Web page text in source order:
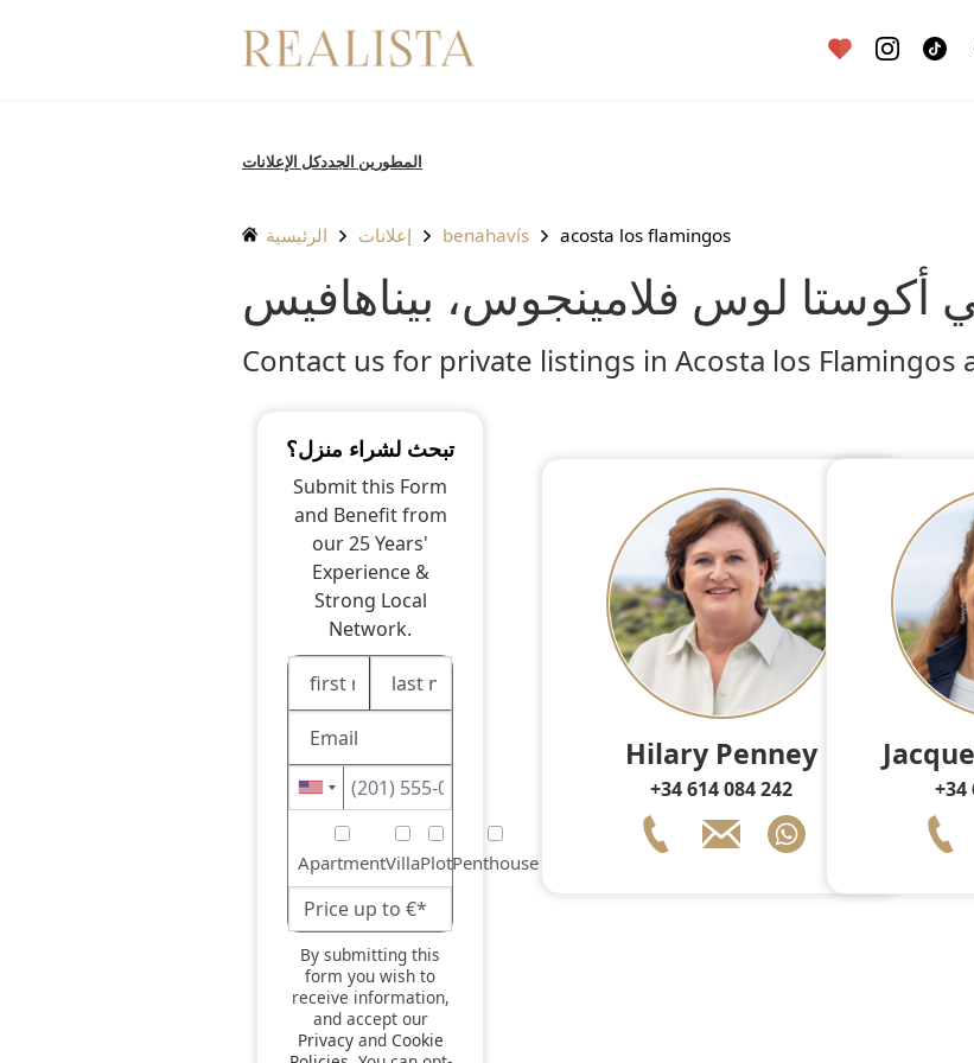
كل الإعلاناتالمطورين الجدد
الرئيسية إعلانات benahavís acosta los flamingos
أكوستا لوس فلامينجوس، بيناهافيس
Contact us for private listings in Acosta los
تبحث لشراء منزل؟
Submit this Form
and Benefit from
our 25 Years'
Experience &
Strong Local
Network.
ApartmentVillaPlotPenthouse
By submitting this
form you wish to
receive information,
and accept our
Privacyand Cookie
Hilary Penney
+34 614 084 242 +34